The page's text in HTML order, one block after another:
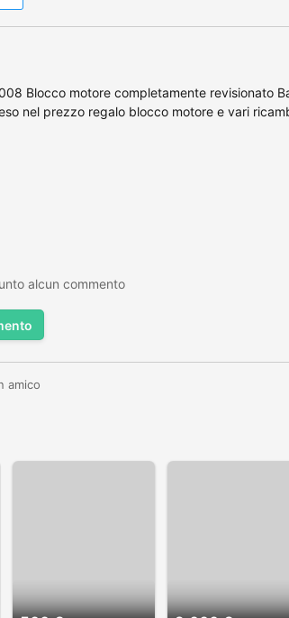
Blocco motore completamente revisionato
nel prezzo regalo blocco motore e vari
alcun commento
amico